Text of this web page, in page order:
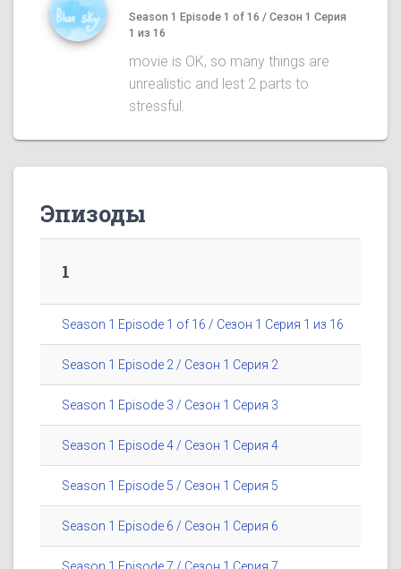
Season 1 Episode 1 of 16 / Сезон 1 Серия
1 из 16
movie is OK, so many things are
unrealistic and lest 2 parts to
stressful.
Эпизоды
1
Season 1 Episode 1 of 16 / Сезон 1 Серия 1 из 16
Season 1 Episode 2 / Сезон 1 Серия 2
Season 1 Episode 3 / Сезон 1 Серия 3
Season 1 Episode 4 / Сезон 1 Серия 4
Season 1 Episode 5 / Сезон 1 Серия 5
Season 1 Episode 6 / Сезон 1 Серия 6